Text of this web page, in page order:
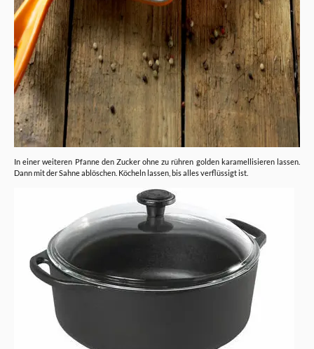
In einer weiteren Pfanne den Zucker ohne zu rühren golden karamellisieren lassen.
Dann mit der Sahne ablöschen. Köcheln lassen, bis alles verflüssigt ist.